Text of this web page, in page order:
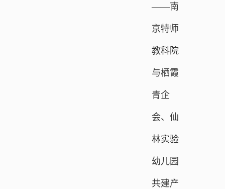
——南
京特师
教科院
与栖霞
青企
会、仙
林实验
幼儿园
共建产